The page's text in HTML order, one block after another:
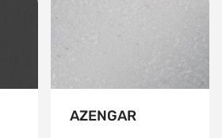
AZENGAR